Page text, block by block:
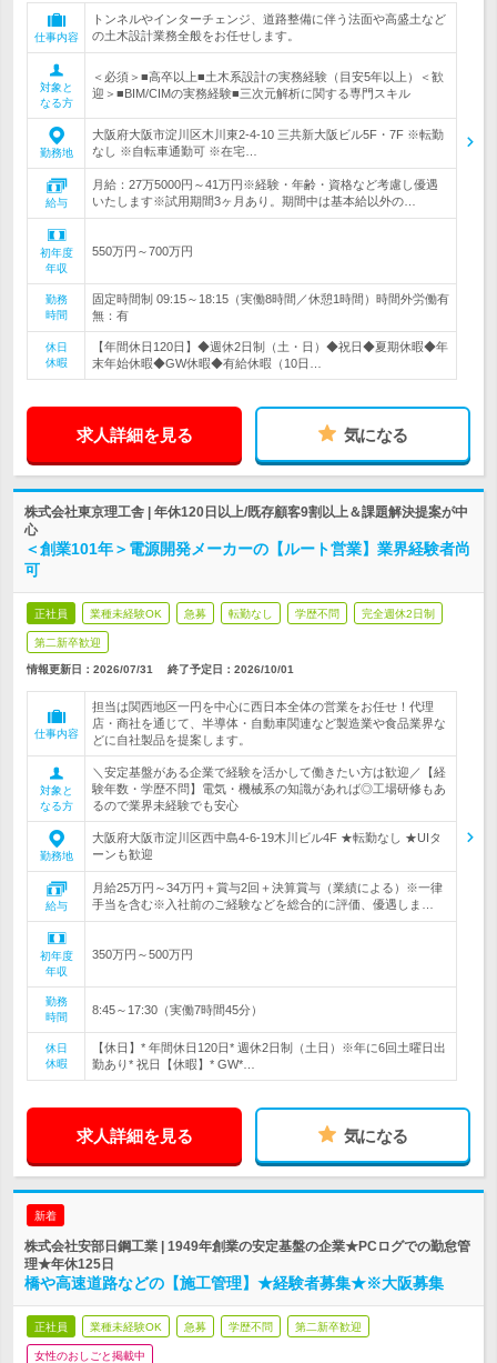
仕事内容
トンネルやインターチェンジ、道路整備に伴う法面や高盛土など
の土木設計業務全般をお任せします。
対象と
なる方
＜必須＞■高卒以上■土木系設計の実務経験（目安5年以上）＜歓
迎＞■BIM/CIMの実務経験■三次元解析に関する専門スキル
勤務地
大阪府大阪市淀川区木川東2-4-10 三共新大阪ビル5F・7F ※転勤
なし ※自転車通勤可 ※在宅…
給与
月給：27万5000円～41万円※経験・年齢・資格など考慮し優遇
いたします※試用期間3ヶ月あり。期間中は基本給以外の…
初年度
年収
550万円～700万円
勤務
時間
固定時間制 09:15～18:15（実働8時間／休憩1時間）時間外労働有
無：有
休日
休暇
【年間休日120日】◆週休2日制（土・日）◆祝日◆夏期休暇◆年
末年始休暇◆GW休暇◆有給休暇（10日…
求人詳細を見る 気になる
株式会社東京理工舎 | 年休120日以上/既存顧客9割以上＆課題解決提案が中
心
＜創業101年＞電源開発メーカーの【ルート営業】業界経験者尚
可
正社員 業種未経験OK 急募 転勤なし 学歴不問 完全週休2日制
第二新卒歓迎
情報更新日：2026/07/31 終了予定日： 2026/10/01
仕事内容
担当は関西地区一円を中心に西日本全体の営業をお任せ！代理
店・商社を通じて、半導体・自動車関連など製造業や食品業界な
どに自社製品を提案します。
対象と
なる方
＼安定基盤がある企業で経験を活かして働きたい方は歓迎／【経
験年数・学歴不問】電気・機械系の知識があれば◎工場研修もあ
るので業界未経験でも安心
勤務地
大阪府大阪市淀川区西中島4-6-19木川ビル4F ★転勤なし ★UIタ
ーンも歓迎
給与
月給25万円～34万円＋賞与2回＋決算賞与（業績による）※一律
手当を含む※入社前のご経験などを総合的に評価、優遇しま…
初年度
年収
350万円～500万円
勤務
時間
8:45～17:30（実働7時間45分）
休日
休暇
【休日】* 年間休日120日* 週休2日制（土日）※年に6回土曜日出
勤あり* 祝日【休暇】* GW*…
求人詳細を見る 気になる
新着
株式会社安部日鋼工業 | 1949年創業の安定基盤の企業★PCログでの勤怠管
理★年休125日
橋や高速道路などの【施工管理】★経験者募集★※大阪募集
正社員 業種未経験OK 急募 学歴不問 第二新卒歓迎
女性のおしごと掲載中